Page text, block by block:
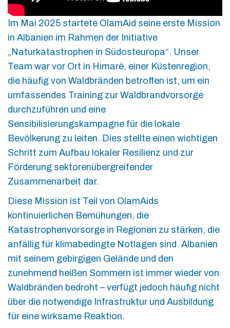
Im Mai 2025 startete OlamAid seine erste Mission
in Albanien im Rahmen der Initiative
„Naturkatastrophen in Südosteuropa“. Unser
Team war vor Ort in Himarë, einer Küstenregion,
die häufig von Waldbränden betroffen ist, um ein
umfassendes Training zur Waldbrandvorsorge
durchzuführen und eine
Sensibilisierungskampagne für die lokale
Bevölkerung zu leiten. Dies stellte einen wichtigen
Schritt zum Aufbau lokaler Resilienz und zur
Förderung sektorenübergreifender
Zusammenarbeit dar.
Diese Mission ist Teil von OlamAids
kontinuierlichen Bemühungen, die
Katastrophenvorsorge in Regionen zu stärken, die
anfällig für klimabedingte Notlagen sind. Albanien
mit seinem gebirgigen Gelände und den
zunehmend heißen Sommern ist immer wieder von
Waldbränden bedroht – verfügt jedoch häufig nicht
über die notwendige Infrastruktur und Ausbildung
für eine wirksame Reaktion.